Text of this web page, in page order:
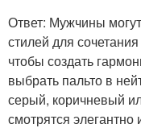
Ответ: Мужчины
стилей для
чтобы создать
выбрать пальто в
серый, коричневый
смотрятся элегантно